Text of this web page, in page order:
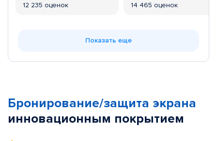
12 235 оценок 14 465 оценок
Показать еще
Бронирование/защита экрана
инновационным покрытием